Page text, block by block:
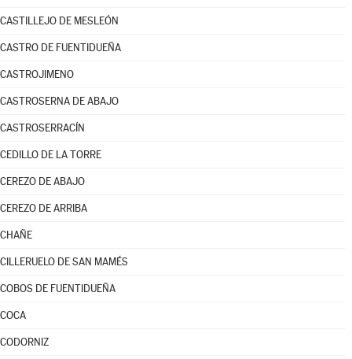
CASTILLEJO DE MESLEÓN
CASTRO DE FUENTIDUEÑA
CASTROJIMENO
CASTROSERNA DE ABAJO
CASTROSERRACÍN
CEDILLO DE LA TORRE
CEREZO DE ABAJO
CEREZO DE ARRIBA
CHAÑE
CILLERUELO DE SAN MAMÉS
COBOS DE FUENTIDUEÑA
COCA
CODORNIZ